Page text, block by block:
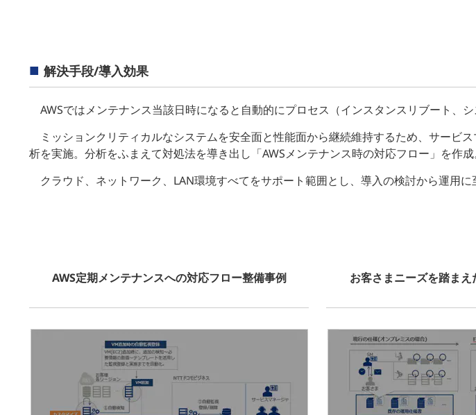
解決手段/導入効果
AWSではメンテナンス当該日時になると自動的にプロセス（インスタンスリブート、
ミッションクリティカルなシステムを安全面と性能面から継続維持するため、サービ
析を実施。分析をふまえて対処法を導き出し「AWSメンテナンス時の対応フロー」を作
クラウド、ネットワーク、LAN環境すべてをサポート範囲とし、導入の検討から運用に
AWS定期メンテナンスへの対応フロー整備事例 お客さまニーズを踏ま